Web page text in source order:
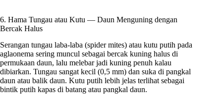
6. Hama Tungau atau Kutu — Daun Menguning dengan
Bercak Halus
Serangan tungau laba-laba (spider mites) atau kutu putih pada
aglaonema sering muncul sebagai bercak kuning halus di
permukaan daun, lalu melebar jadi kuning penuh kalau
dibiarkan. Tungau sangat kecil (0,5 mm) dan suka di pangkal
daun atau balik daun. Kutu putih lebih jelas terlihat sebagai
bintik putih kapas di batang atau pangkal daun.